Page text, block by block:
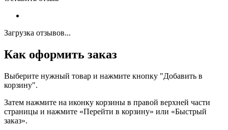
Загрузка отзывов...
Как оформить заказ
Выберите нужный товар и нажмите кнопку "Добавить в
корзину".
Затем нажмите на иконку корзины в правой верхней части
страницы и нажмите «Перейти в корзину» или «Быстрый
заказ».